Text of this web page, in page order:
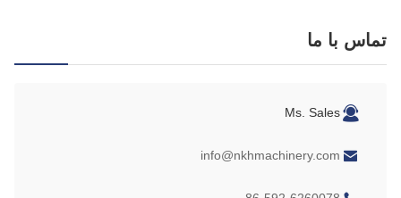
با ما
Ms. Sales
info@nkhmachinery.com